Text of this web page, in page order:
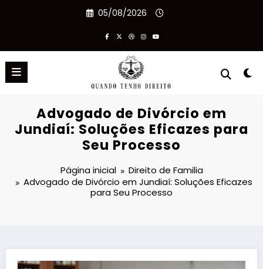
05/08/2026
Advogado de Divórcio em
Jundiaí: Soluções Eficazes para
Seu Processo
Página inicial
Direito de Familia
Advogado de Divórcio em Jundiaí: Soluções Eficazes
para Seu Processo